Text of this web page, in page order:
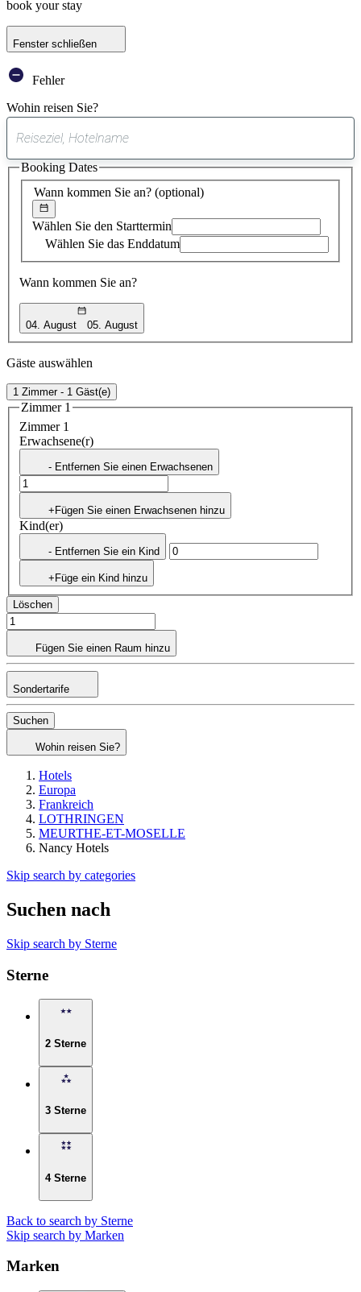
book your stay
Fenster schließen
Fehler
Wohin reisen Sie?
gefundener
Vorschlag
Wann kommen Sie an? (optional)
Wählen Sie den Starttermin
Wählen Sie das Enddatum
Wann kommen Sie an?
04. August 05. August
Booking Dates
Gäste auswählen
1 Zimmer - 1 Gäst(e)
Zimmer 1
Zimmer 1
Erwachsene(r)
- Entfernen Sie einen Erwachsenen
+Fügen Sie einen Erwachsenen hinzu
Kind(er)
- Entfernen Sie ein Kind
+Füge ein Kind hinzu
Löschen
Fügen Sie einen Raum hinzu
Sondertarife
Suchen
Wohin reisen Sie?
Hotels
Europa
Frankreich
LOTHRINGEN
MEURTHE-ET-MOSELLE
Nancy Hotels
Skip search by categories
Suchen nach
Skip search by Sterne
Sterne
2 Sterne
3 Sterne
4 Sterne
Back to search by Sterne
Skip search by Marken
Marken